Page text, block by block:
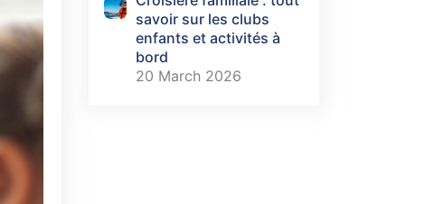
savoir sur les clubs
enfants et activités à
bord
20 March 2026